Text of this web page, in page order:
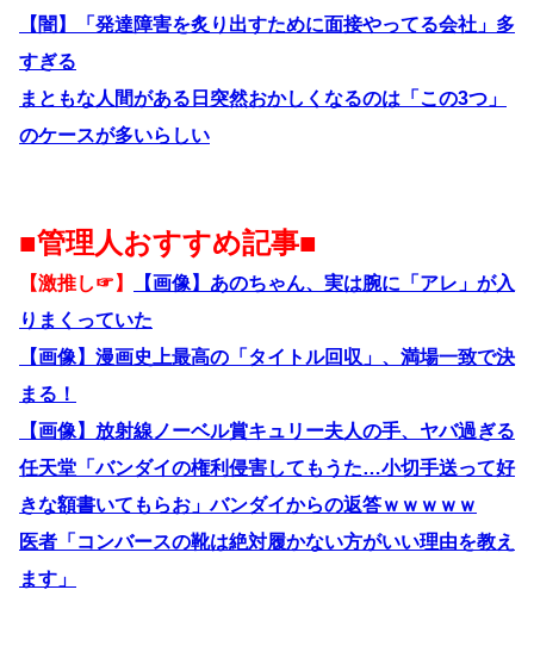
【闇】「発達障害を炙り出すために面接やってる会社」多
すぎる
まともな人間がある日突然おかしくなるのは「この3つ」
のケースが多いらしい
■管理人おすすめ記事■
【激推し☞】
【画像】あのちゃん、実は腕に「アレ」が入
りまくっていた
【画像】漫画史上最高の「タイトル回収」、満場一致で決
まる！
【画像】放射線ノーベル賞キュリー夫人の手、ヤバ過ぎる
任天堂「バンダイの権利侵害してもうた…小切手送って好
きな額書いてもらお」バンダイからの返答ｗｗｗｗｗ
医者「コンバースの靴は絶対履かない方がいい理由を教え
ます」